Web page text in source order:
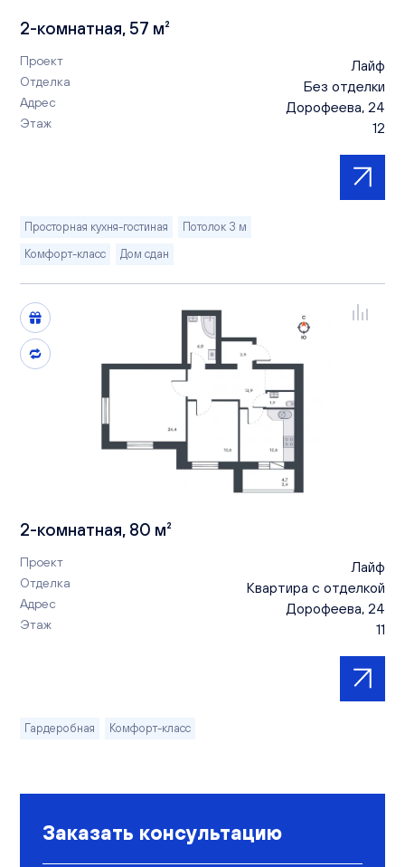
2-комнатная, 57 м²
Проект Лайф
Отделка Без отделки
Адрес Дорофеева, 24
Этаж 12
Просторная кухня-гостиная
Потолок 3 м
Комфорт-класс
Дом сдан
2-комнатная, 80 м²
Проект Лайф
Отделка Квартира с отделкой
Адрес Дорофеева, 24
Этаж 11
Гардеробная Комфорт-класс
Заказать консультацию